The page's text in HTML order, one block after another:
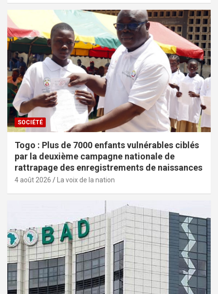
SOCIÉTÉ
Togo : Plus de 7000 enfants vulnérables ciblés
par la deuxième campagne nationale de
rattrapage des enregistrements de naissances
4 août 2026 La voix de la nation